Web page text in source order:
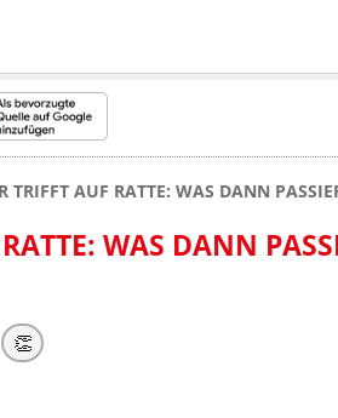
TRIFFT AUF RATTE: WAS DANN
WAS DANN
👏